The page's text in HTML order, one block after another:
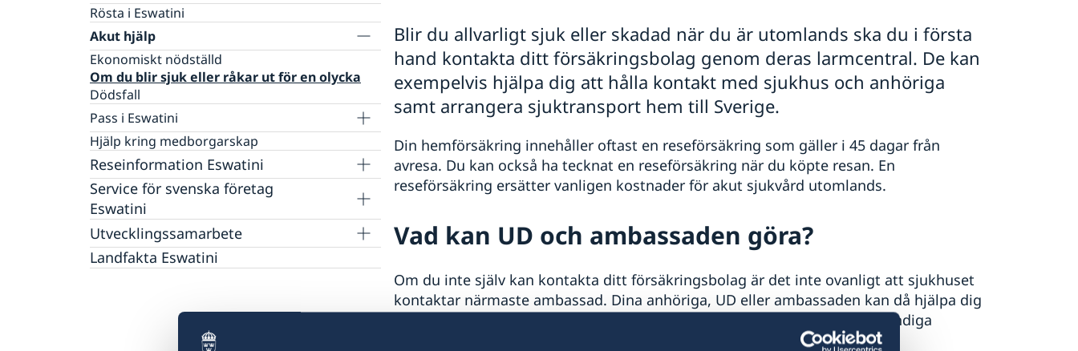
Rösta i Eswatini
Akut hjälp
Ekonomiskt nödställd
Om du blir sjuk eller råkar ut för en olycka
Dödsfall
Pass i Eswatini
Förnyelse av pass
Hjälp kring medborgarskap
Reseinformation Eswatini
Ambassaden reseinformation
Aktuella händelser
Allmänna säkerhetsläget
Terrorism
Naturförhållanden och katastrofer
Lokala lagar och sedvänjor
Kriminalitet och personlig säkerhet
Service för svenska företag
Eswatini
Svenska företag i Eswatini
Utvecklingssamarbete
Hälsa
Ekonomisk tillväxt
Landfakta Eswatini
Blir du allvarligt sjuk eller skadad när du är utomlands ska du i första
hand kontakta ditt försäkringsbolag genom deras larmcentral. De kan
exempelvis hjälpa dig att hålla kontakt med sjukhus och anhöriga
samt arrangera sjuktransport hem till Sverige.
Din hemförsäkring innehåller oftast en reseförsäkring som gäller i 45 dagar från
avresa. Du kan också ha tecknat en reseförsäkring när du köpte resan. En
reseförsäkring ersätter vanligen kostnader för akut sjukvård utomlands.
Vad kan UD och ambassaden göra?
Om du inte själv kan kontakta ditt försäkringsbolag är det inte ovanligt att sjukhuset
kontaktar närmaste ambassad. Dina anhöriga, UD eller ambassaden kan då hjälpa dig
att undersöka om det finns en giltig reseförsäkring och överlämna nödvändiga
uppgifter till larmcentralen som fortsätter hantera situationen.